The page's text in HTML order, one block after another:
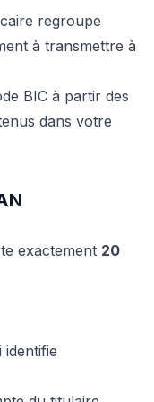
regroupe
à transmettre à
BIC à partir des
dans votre
exactement 20
identifie